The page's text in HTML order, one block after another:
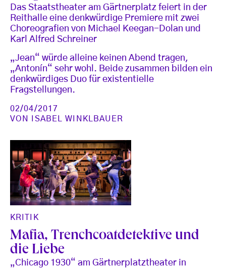
Das Staatstheater am Gärtnerplatz feiert in der
Reithalle eine denkwürdige Premiere mit zwei
Choreografien von Michael Keegan-Dolan und
Karl Alfred Schreiner
„Jean“ würde alleine keinen Abend tragen,
„Antonín“ sehr wohl. Beide zusammen bilden ein
denkwürdiges Duo für existentielle
Fragstellungen.
02/04/2017
VON
ISABEL WINKLBAUER
KRITIK
Mafia, Trenchcoatdetektive und
die Liebe
„Chicago 1930“ am Gärtnerplatztheater in